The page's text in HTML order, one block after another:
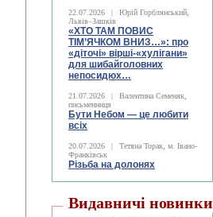
22.07.2026 |
Юрій Горблянський,
Львів–Зашків
«ХТО ТАМ ПОВИС
ТІМ’ЯЧКОМ ВНИЗ…»: про
«діточі» вірші-«хулігани»
для шибайголовних
непосидюх…
21.07.2026 |
Валентина Семеняк,
письменниця
Бути Небом ― це любити
всіх
20.07.2026 |
Тетяна Торак, м. Івано-
Франківськ
Різьба на долонях
Видавничі новинки